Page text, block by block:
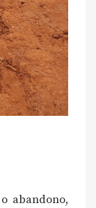
abandono,